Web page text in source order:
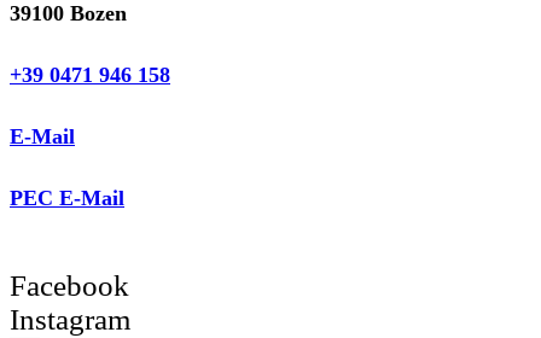
39100 Bozen
+39 0471 946 158
E-Mail
PEC E-Mail
Facebook
Instagram